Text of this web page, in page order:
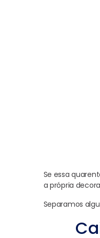
Se essa
a própria
Separamos